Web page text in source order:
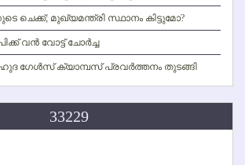
ചെക്ക്; മുഖ്യമന്ത്രി സ്ഥാനം കിട്ടുമോ?
വന്‍ വോട്ട് ചോര്‍ച്ച
ഗേള്‍സ് ക്യാമ്പസ് പ്രവര്‍ത്തനം തുടങ്ങി
33229